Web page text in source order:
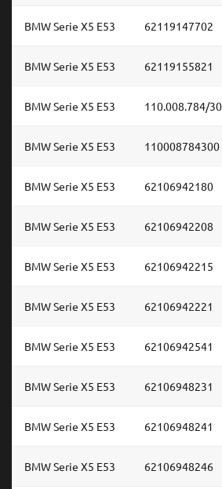
BMW Serie X5 E53 62119147702
BMW Serie X5 E53 62119155821
BMW Serie X5 E53 110.008.784/
BMW Serie X5 E53 110008784300
BMW Serie X5 E53 62106942180
BMW Serie X5 E53 62106942208
BMW Serie X5 E53 62106942215
BMW Serie X5 E53 62106942221
BMW Serie X5 E53 62106942541
BMW Serie X5 E53 62106948231
BMW Serie X5 E53 62106948241
BMW Serie X5 E53 62106948246